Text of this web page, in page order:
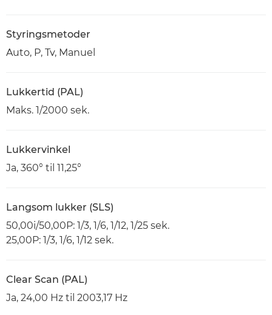
Styringsmetoder
Auto, P, Tv, Manuel
Lukkertid (PAL)
Maks. 1/2000 sek.
Lukkervinkel
Ja, 360° til 11,25°
Langsom lukker (SLS)
50,00i/50,00P: 1/3, 1/6, 1/12, 1/25 sek.
25,00P: 1/3, 1/6, 1/12 sek.
Clear Scan (PAL)
Ja, 24,00 Hz til 2003,17 Hz